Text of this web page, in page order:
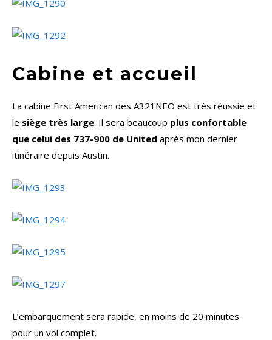
Cabine et accueil
La cabine First American des A321NEO est très réussie et
le siège très large. Il sera beaucoup plus confortable
que celui des 737-900 de United après mon dernier
itinéraire depuis Austin.
L’embarquement sera rapide, en moins de 20 minutes
pour un vol complet.